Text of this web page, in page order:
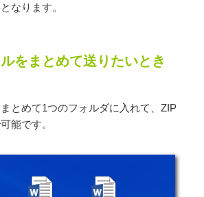
なります。
をまとめて送りたいとき
とめて1つのフォルダに入れて、ZIP
能です。